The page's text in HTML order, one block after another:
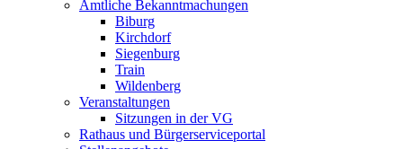
Amtliche Bekanntmachungen
Biburg
Kirchdorf
Siegenburg
Train
Wildenberg
Veranstaltungen
Sitzungen in der VG
Rathaus und Bürgerserviceportal